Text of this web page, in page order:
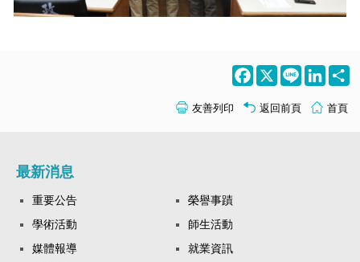
Facebook
X Line
友善列印 返回前頁 首頁
最新消息
重要公告
榮譽事蹟
學術活動
師生活動
媒體報導
就業資訊